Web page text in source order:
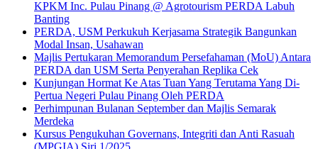
KPKM Inc. Pulau Pinang @ Agrotourism PERDA Labuh
Banting
PERDA, USM Perkukuh Kerjasama Strategik Bangunkan
Modal Insan, Usahawan
Majlis Pertukaran Memorandum Persefahaman (MoU) Antara
PERDA dan USM Serta Penyerahan Replika Cek
Kunjungan Hormat Ke Atas Tuan Yang Terutama Yang Di-
Pertua Negeri Pulau Pinang Oleh PERDA
Perhimpunan Bulanan September dan Majlis Semarak
Merdeka
Kursus Pengukuhan Governans, Integriti dan Anti Rasuah
(MPGIA) Siri 1/2025